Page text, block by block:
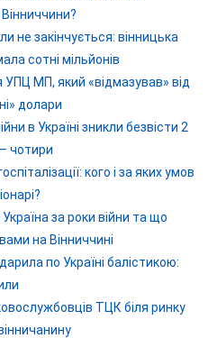
не закінчується: вінницька
сотні мільйонів
УПЦ МП, який «відмазував» від
долари
в Україні зникли безвісти 2
чотири
кого і за яких умов
за роки війни та що
на Вінниччині
по Україні балістикою:
ТЦК біля ринку